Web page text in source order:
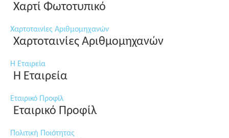
Χαρτί Φωτοτυπικό
Χαρτοταινίες Αριθμομηχανών
Χαρτοταινίες Αριθμομηχανών
Η Εταιρεία
Η Εταιρεία
Εταιρικό Προφίλ
Εταιρικό Προφίλ
Πολιτική Ποιότητας